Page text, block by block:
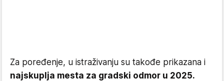
Za poređenje, u istraživanju su takođe prikazana i
najskuplja mesta za gradski odmor u 2025.